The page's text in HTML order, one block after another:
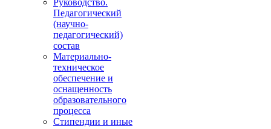
Руководство.
Педагогический
(научно-
педагогический)
состав
Материально-
техническое
обеспечение и
оснащенность
образовательного
процесса
Стипендии и иные